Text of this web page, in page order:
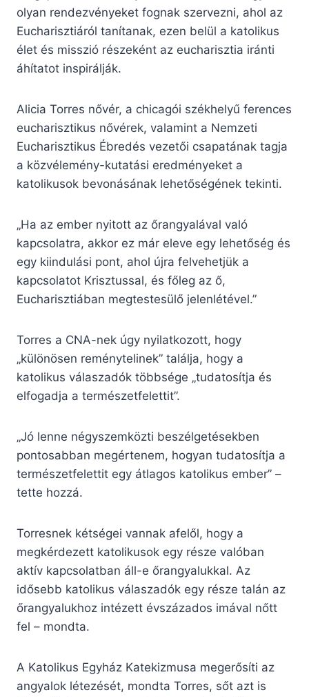
olyan rendezvényeket fognak szervezni, ahol az
Eucharisztiáról tanítanak, ezen belül a katolikus
élet és misszió részeként az eucharisztia iránti
áhítatot inspirálják.
Alicia Torres nővér, a chicagói székhelyű ferences
eucharisztikus nővérek, valamint a Nemzeti
Eucharisztikus Ébredés vezetői csapatának tagja
a közvélemény-kutatási eredményeket a
katolikusok bevonásának lehetőségének tekinti.
„Ha az ember nyitott az őrangyalával való
kapcsolatra, akkor ez már eleve egy lehetőség és
egy kiindulási pont, ahol újra felvehetjük a
kapcsolatot Krisztussal, és főleg az ő,
Eucharisztiában megtestesülő jelenlétével.”
Torres a CNA-nek úgy nyilatkozott, hogy
„különösen reménytelinek” találja, hogy a
katolikus válaszadók többsége „tudatosítja és
elfogadja a természetfelettit”.
„Jó lenne négyszemközti beszélgetésekben
pontosabban megértenem, hogyan tudatosítja a
természetfelettit egy átlagos katolikus ember” –
tette hozzá.
Torresnek kétségei vannak afelől, hogy a
megkérdezett katolikusok egy része valóban
aktív kapcsolatban áll-e őrangyalukkal. Az
idősebb katolikus válaszadók egy része talán az
őrangyalukhoz intézett évszázados imával nőtt
fel – mondta.
A Katolikus Egyház Katekizmusa megerősíti az
angyalok létezését, mondta Torres, sőt azt is